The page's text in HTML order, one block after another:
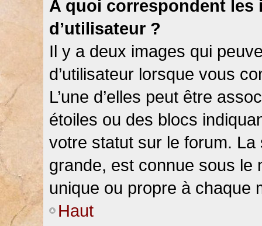
A quoi correspondent les
d’utilisateur ?
Il y a deux images qui
d’utilisateur lorsque vous
L’une d’elles peut être
étoiles ou des blocs
votre statut sur le forum.
grande, est connue sous le
unique ou propre à chaque
Haut